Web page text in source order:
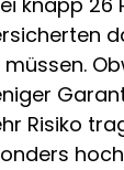
Risiko
hoch.